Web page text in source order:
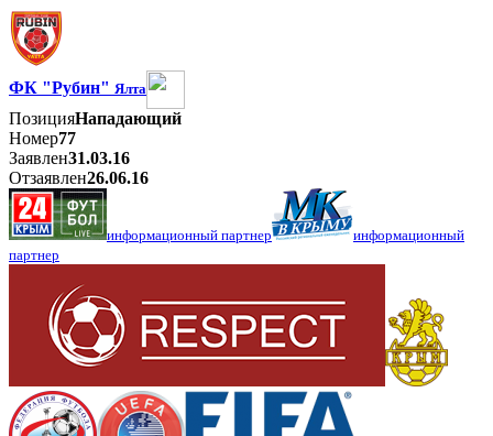
ФК "Рубин" Ялта
ПозицияНападающий
Номер77
Заявлен31.03.16
Отзаявлен26.06.16
информационный партнер
информационный
партнер